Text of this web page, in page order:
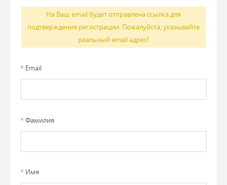
На Ваш email будет отправлена ссылка для
подтверждения регистрации. Пожалуйста, указывайте
реальный email адрес!
* Email
*Фамилия
* Имя